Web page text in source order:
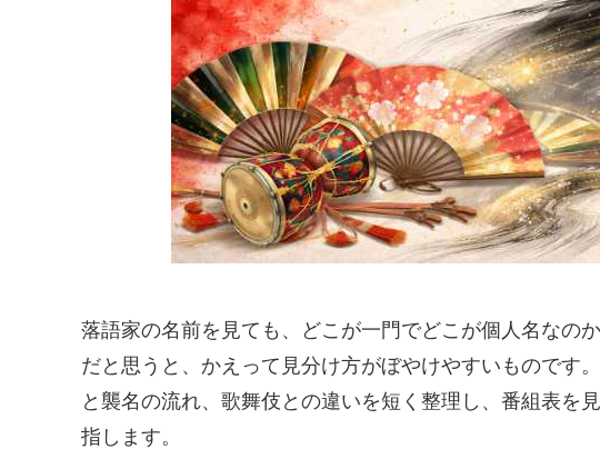
落語家の名前を見ても、どこが一門でどこが個人名なの
だと思うと、かえって見分け方がぼやけやすいものです
と襲名の流れ、歌舞伎との違いを短く整理し、番組表を
指します。